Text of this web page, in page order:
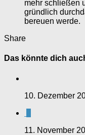
mehr schließen
gründlich
bereuen werde.
Share
Das könnte dich
10. Dezember
11. November